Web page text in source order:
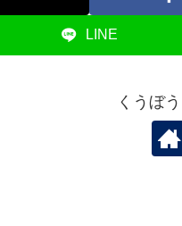
LINE
くうぼ